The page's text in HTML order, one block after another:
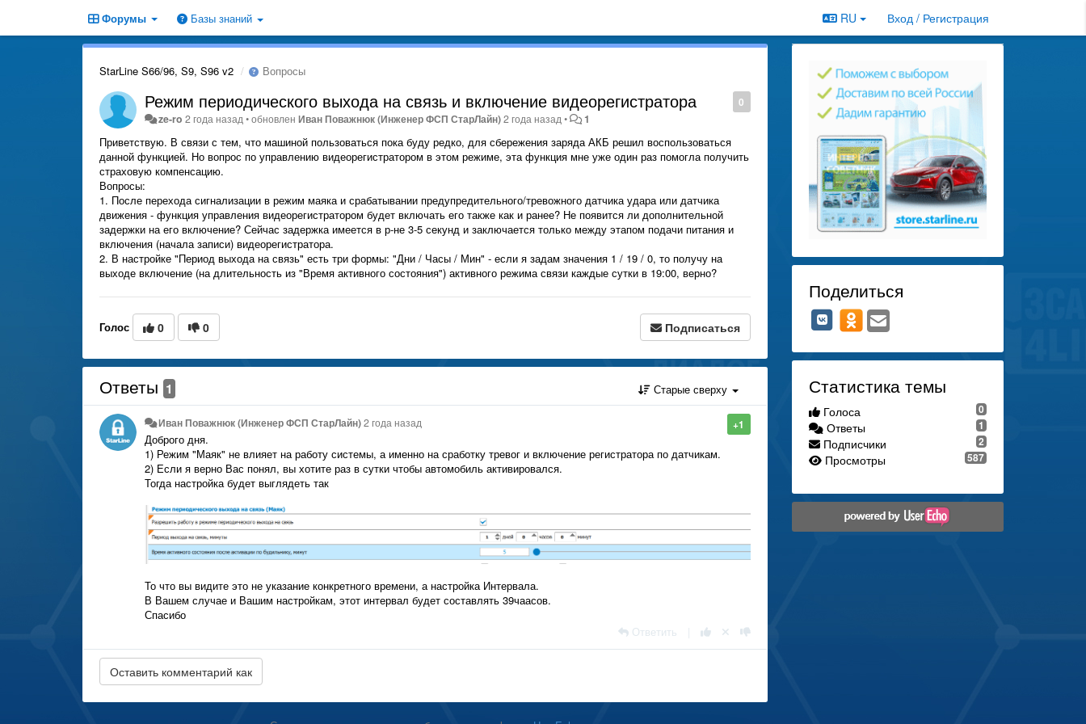
Форумы Базы знаний RU Вход / Регистрация
StarLine S66/96, S9, S96 v2 Вопросы
0
Режим периодического выхода на связь и включение видеорегистратора
ze-ro 2 года назад•обновленИван Поважнюк (Инженер ФСП СтарЛайн)2 года назад• 1
Приветствую. В связи с тем, что машиной пользоваться пока буду редко, для сбережения заряда АКБ решил воспользоваться
данной функцией. Но вопрос по управлению видеорегистратором в этом режиме, эта функция мне уже один раз помогла получить
страховую компенсацию.
Вопросы:
1. После перехода сигнализации в режим маяка и срабатывании предупредительного/тревожного датчика удара или датчика
движения - функция управления видеорегистратором будет включать его также как и ранее? Не появится ли дополнительной
задержки на его включение? Сейчас задержка имеется в р-не 3-5 секунд и заключается только между этапом подачи питания и
включения (начала записи) видеорегистратора.
2. В настройке "Период выхода на связь" есть три формы: "Дни / Часы / Мин" - если я задам значения 1 / 19 / 0, то получу на
выходе включение (на длительность из "Время активного состояния") активного режима связи каждые сутки в 19:00, верно?
Голос 0 0 Подписаться
Ответы 1 Старые сверху
+1
Иван Поважнюк (Инженер ФСП СтарЛайн)2 года назад
Доброго дня.
1) Режим "Маяк" не влияет на работу системы, а именно на сработку тревог и включение регистратора по датчикам.
2) Если я верно Вас понял, вы хотите раз в сутки чтобы автомобиль активировался.
Тогда настройка будет выглядеть так
То что вы видите это не указание конкретного времени, а настройка Интервала.
В Вашем случае и Вашим настройкам, этот интервал будет составлять 39чаасов.
Спасибо
Ответить
Поделиться
Статистика темы
0
Голоса
1
Ответы
2
Подписчики
587
Просмотры